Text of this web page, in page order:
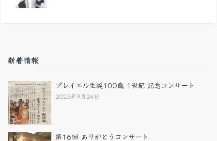
新着情報
プレイエル生誕100歳 1世紀 記念コンサート
2023年9月24日
第16回 ありがとうコンサート